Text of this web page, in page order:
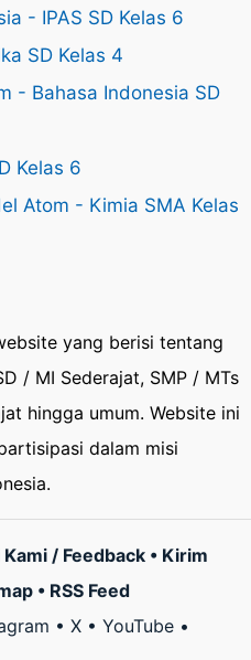
- IPAS SD Kelas 6
SD Kelas 4
- Bahasa Indonesia SD
Kelas 6
Atom - Kimia SMA Kelas
yang berisi tentang
/ MI Sederajat, SMP / MTs
hingga umum. Website ini
dalam misi
/ Feedback • Kirim
• RSS Feed
• X • YouTube •